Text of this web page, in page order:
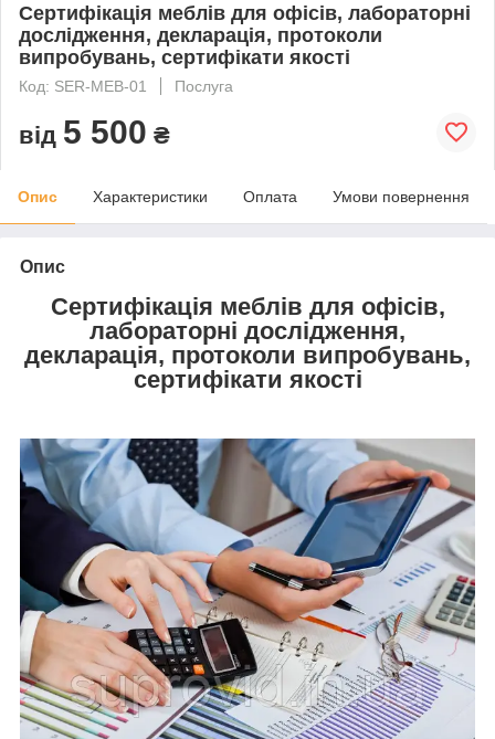
Сертифікація меблів для офісів, лабораторні
дослідження, декларація, протоколи
випробувань, сертифікати якості
Код: SER-MEB-01 Послуга
від 5 500 ₴
Опис Характеристики Оплата Умови повернення
Опис
Сертифікація меблів для офісів,
лабораторні дослідження,
декларація, протоколи випробувань,
сертифікати якості